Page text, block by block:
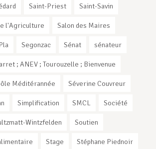
Saint-Priest Saint-Savin
l'Agriculture Salon des Maires
Segonzac Sénat sénateur
; ANEV ; Tourouzelle ; Bienvenue
Méditérannée Séverine Couvreur
Simplification SMCL Société
Wintzfelden Soutien
Stage Stéphane Piednoir